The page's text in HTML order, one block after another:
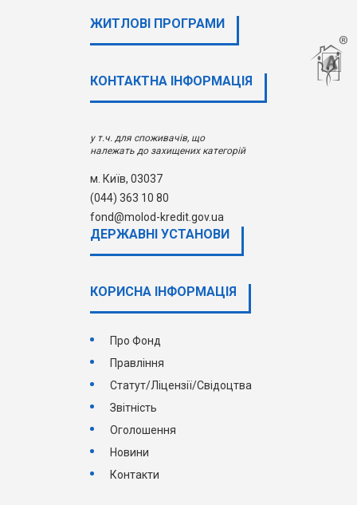
ЖИТЛОВІ ПРОГРАМИ
КОНТАКТНА ІНФОРМАЦІЯ
у т.ч. для споживачів, що
належать до захищених категорій
м. Київ, 03037
(044) 363 10 80
fond@molod-kredit.gov.ua
ДЕРЖАВНI УСТАНОВИ
КОРИСНА ІНФОРМАЦІЯ
Про Фонд
Правління
Статут/Ліцензії/Свідоцтва
Звітність
Оголошення
Новини
Контакти